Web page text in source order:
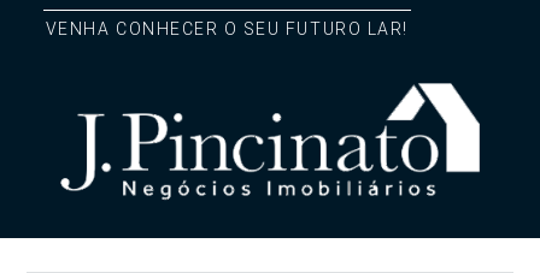
VENHA CONHECER O SEU FUTURO LAR!